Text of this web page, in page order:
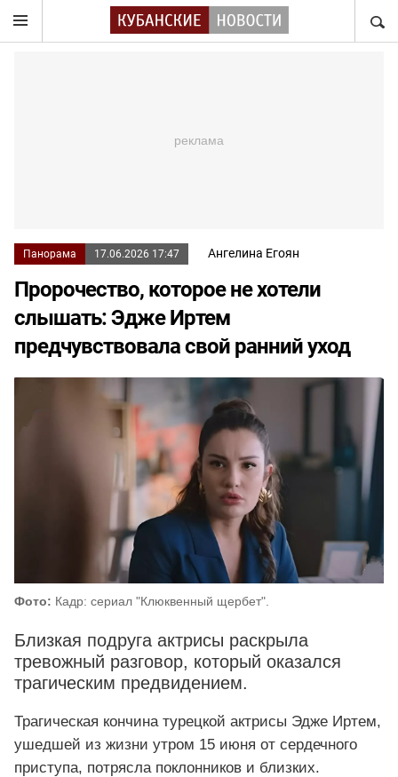
Панорама 17.06.2026 17:47 Ангелина Егоян
Пророчество, которое не хотели
слышать: Эдже Иртем
предчувствовала свой ранний уход
Фото: Кадр: сериал "Клюквенный щербет".
Близкая подруга актрисы раскрыла
тревожный разговор, который оказался
трагическим предвидением.
Трагическая кончина турецкой актрисы Эдже Иртем,
ушедшей из жизни утром 15 июня от сердечного
приступа, потрясла поклонников и близких.